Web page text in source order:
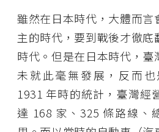
雖然在日本時代，大體而言
主的時代，要到戰後才徹底
時代。但是在日本時代，
未就此毫無發展，反而
1931 年時的統計，臺灣經
達 168 家、325 條路線、